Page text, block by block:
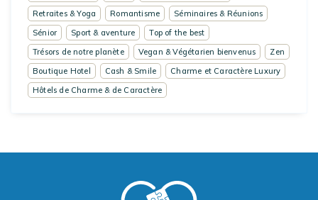
Retraites & Yoga
Romantisme
Séminaires & Réunions
Sénior
Sport & aventure
Top of the best
Trésors de notre planète
Vegan & Végétarien bienvenus
Zen
Boutique Hotel
Cash & Smile
Charme et Caractère Luxury
Hôtels de Charme & de Caractère